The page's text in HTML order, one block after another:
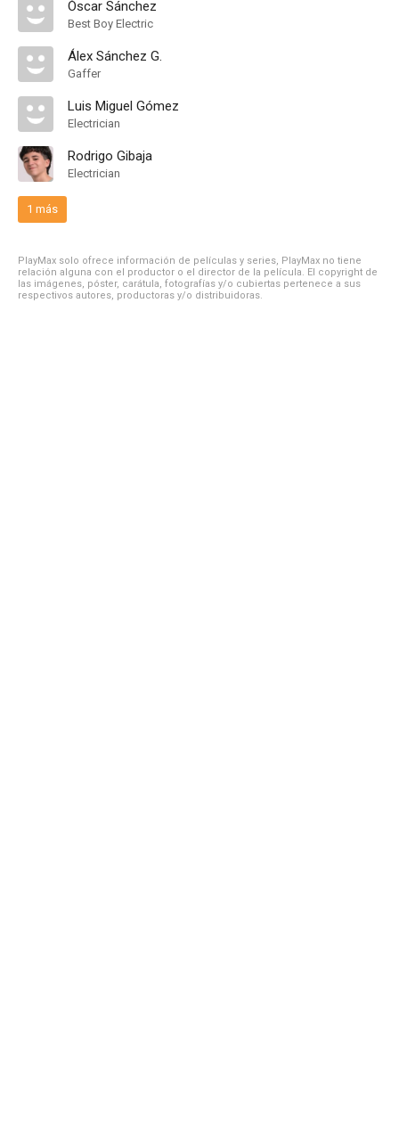
Óscar Sánchez
Best Boy Electric
Álex Sánchez G.
Gaffer
Luis Miguel Gómez
Electrician
Rodrigo Gibaja
Electrician
1 más
PlayMax solo ofrece información de películas y series, PlayMax no tiene
relación alguna con el productor o el director de la película. El copyright de
las imágenes, póster, carátula, fotografías y/o cubiertas pertenece a sus
respectivos autores, productoras y/o distribuidoras.